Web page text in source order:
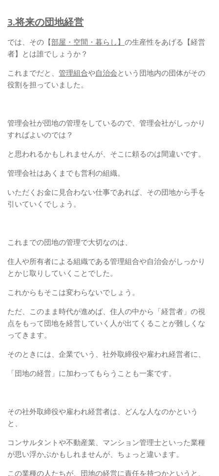
3.将来の団地経営
では、その【部屋・空間・暮らし】 の生産性をあげる【経営
者】とは誰でしょうか？
これまでだと、 管理組合や自治会という団地内の団体がその
役割を担っていました。
管理会社が団地の管理をしているので、管理会社がしっかり
すればよいのでは？
と思われるかもしれませんが、そこに頼るのは間違いです。
管理会社はあくまでも営利の組織。
いただくお金に見合わない仕事であれば、その団地から手を
引いていくでしょう。
これまでの団地の管理で大切なのは、
住人や所有者による組織である管理組合や自治会がしっかり
とかじ取りしていくことでした。
これからもそこは変わらないでしょう。
ただ、このまま時代が進めば、住人の中から「経営者」の視
点をもって団地を経営していく人が出てくることが難しくな
ってきます。
そのときには、企業でいう、社外取締役や雇われ経営者に、
「団地の経営」に加わってもらうことも一案です。
その社外取締役や雇われ経営者は、どんな人なのかという
と、
コンサルタントや不動産業、マンション管理士といった業種
が思い浮かぶかもしれませんが、ちょっと違います。
この業種の人たちが、団地の経営に責任を持つかというと、